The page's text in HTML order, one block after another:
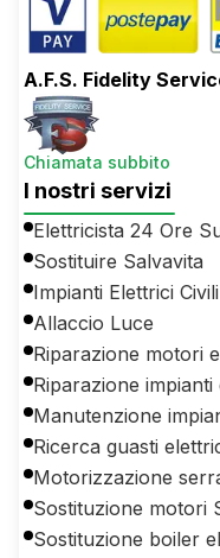
A.F.S. Fidelity
Chiamata subbito
I nostri servizi
Elettricista 24 Ore
Sostituire Salvavita
Impianti Elettrici Civili
Allaccio Luce
Riparazione motori
Riparazione impianti
Manutenzione
Ricerca guasti
Motorizzazione
Sostituzione motori
Sostituzione boiler